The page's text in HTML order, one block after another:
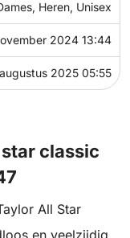
Heren, Unisex
2024 13:44
2025 05:55
classic
All Star